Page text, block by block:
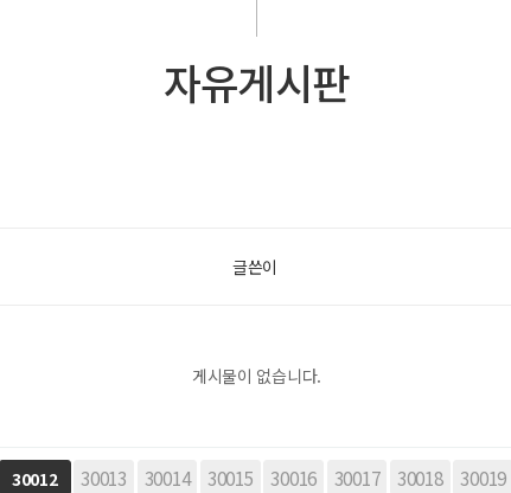
자유게시판
글쓴이
게시물이 없습니다.
30012 30013 30014 30015 30016 30017 30018 30019
다음 맨끝